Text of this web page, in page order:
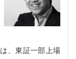
、東証一部上場